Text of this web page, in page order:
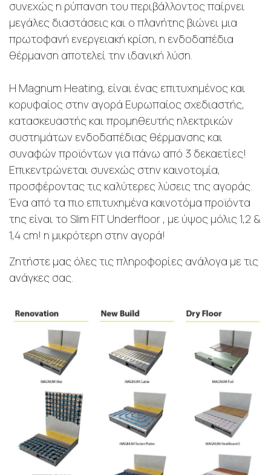
συνεχώς η ρύπανση του περιβάλλοντος παίρνει
μεγάλες διαστάσεις και ο πλανήτης βιώνει μια
πρωτοφανή ενεργειακή κρίση, η ενδοδαπέδια
θέρμανση αποτελεί την ιδανική λύση.
Η Magnum Heating, είναι ένας επιτυχημένος και
κορυφαίος στην αγορά Ευρωπαίος σχεδιαστής,
κατασκευαστής και προμηθευτής ηλεκτρικών
συστημάτων ενδοδαπέδιας θέρμανσης και
συναφών προϊόντων για πάνω από 3 δεκαετίες!
Επικεντρώνεται συνεχώς στην καινοτομία,
προσφέροντας τις καλύτερες λύσεις της αγοράς.
Ένα από τα πιο επιτυχημένα καινοτόμα προϊόντα
της είναι το Slim FIT Underfloor , με ύψος μόλις 1,2 &
1,4 cm! η μικρότερη στην αγορά!
Ζητήστε μας όλες τις πληροφορίες ανάλογα με τις
ανάγκες σας.